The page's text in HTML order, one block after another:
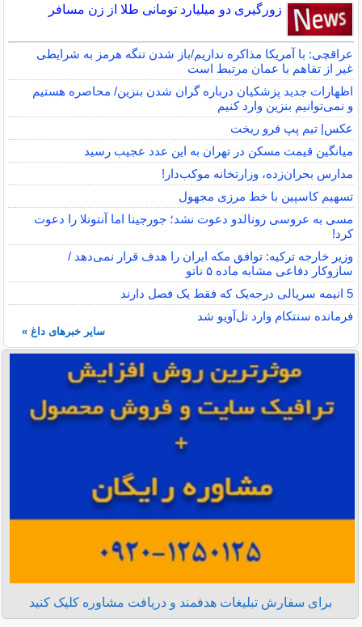
زورگیری دو میلیارد تومانی طلا از زن مسافر
عراقچی: با آمریکا مذاکره نداریم/باز شدن تنگه هرمز به شرایطی
غیر از تفاهم با عمان مرتبط است
اظهارات جدید پزشکیان درباره گران شدن بنزین/ محاصره هستیم
و نمی‌توانیم بنزین وارد کنیم
عکس| تیم پپ فرو ریخت
میانگین قیمت مسکن در تهران به این عدد عجیب رسید
مدارس بحران‌زده، وزارتخانه موکب‌دار!
تسهیم کاسپین با خط مرزی مجهول
مسی به عروسی رونالدو دعوت نشد؛ جورجینا اما آنتونلا را دعوت
کرد!
وزیر خارجه ترکیه: توافق مکه ایران را هدف قرار نمی‌دهد /
سازوکار دفاعی مشابه ماده ۵ ناتو
5 انیمه سریالی درجه‌یک که فقط یک فصل دارند
فرمانده سنتکام وارد تل‌آویو شد
سایر خبرهای داغ »
برای سفارش تبلیغات هدفمند و دریافت مشاوره کلیک کنید